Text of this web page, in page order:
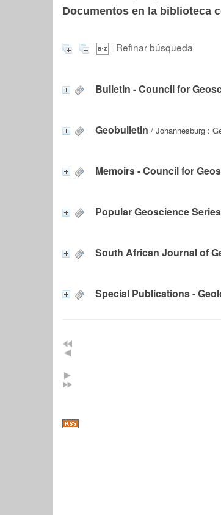
Documentos en la biblioteca
Refinar búsqueda
Bulletin - Council for
Geobulletin / Johannesburg :
Memoirs - Council for
Popular Geoscience Series
South African Journal of
Special Publications -